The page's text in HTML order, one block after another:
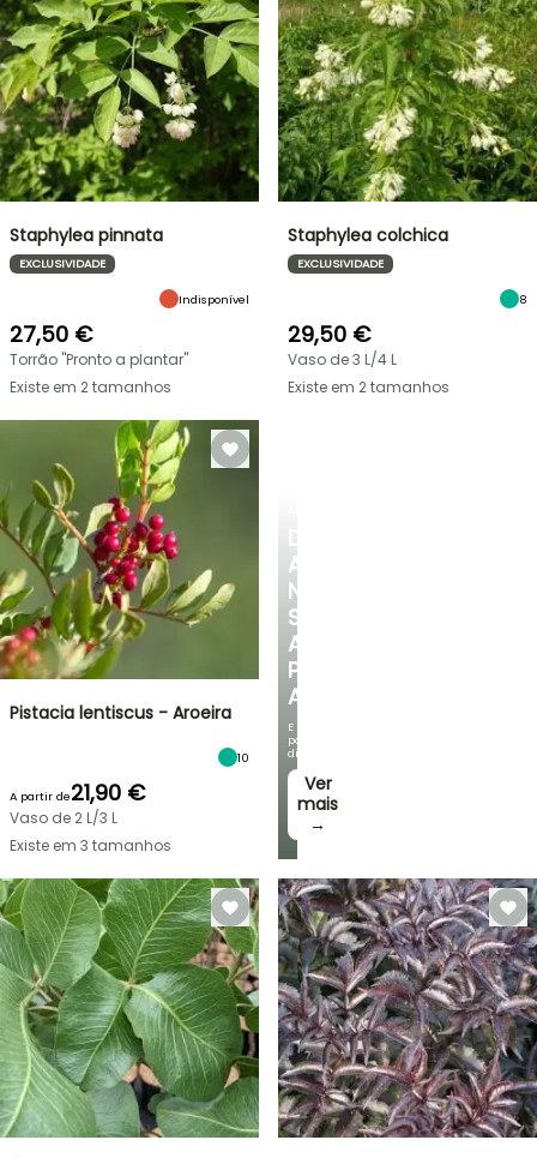
DESCUBRA
A
NOSSA
SELEÇÃO
A
PREÇOS
ACESSÍVEIS
E
poupe
dinheiro!
Ver
mais
→
Staphylea pinnata
EXCLUSIVIDADE
Indisponível
27,50 €
Torrão "Pronto a plantar"
Existe em 2 tamanhos
Staphylea colchica
EXCLUSIVIDADE
8
29,50 €
Vaso de 3 L/4 L
Existe em 2 tamanhos
Pistacia lentiscus - Aroeira
10
A partir de21,90 €
Vaso de 2 L/3 L
Existe em 3 tamanhos